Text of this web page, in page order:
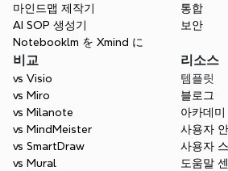
마인드맵 제작기
AI SOP 생성기
Notebooklm を Xmind に
통합
보안
비교
vs Visio
vs Miro
vs Milanote
vs MindMeister
vs SmartDraw
vs Mural
리소스
템플릿
블로그
아카데미
사용자
사용자
도움말